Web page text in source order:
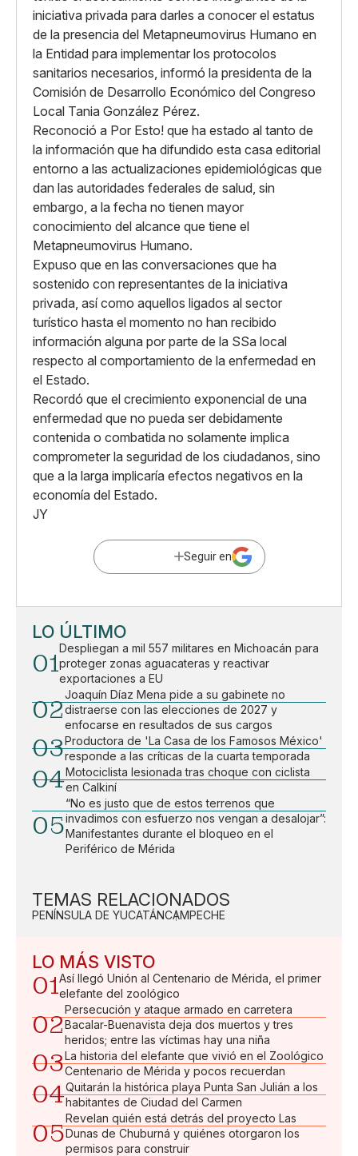
iniciativa privada para darles a conocer el estatus
de la presencia del Metapneumovirus Humano en
la Entidad para implementar los protocolos
sanitarios necesarios, informó la presidenta de la
Comisión de Desarrollo Económico del Congreso
Local Tania González Pérez.
Reconoció a Por Esto! que ha estado al tanto de
la información que ha difundido esta casa editorial
entorno a las actualizaciones epidemiológicas que
dan las autoridades federales de salud, sin
embargo, a la fecha no tienen mayor
conocimiento del alcance que tiene el
Metapneumovirus Humano.
Expuso que en las conversaciones que ha
sostenido con representantes de la iniciativa
privada, así como aquellos ligados al sector
turístico hasta el momento no han recibido
información alguna por parte de la SSa local
respecto al comportamiento de la enfermedad en
el Estado.
Recordó que el crecimiento exponencial de una
enfermedad que no pueda ser debidamente
contenida o combatida no solamente implica
comprometer la seguridad de los ciudadanos, sino
que a la larga implicaría efectos negativos en la
economía del Estado.
JY
Seguir en
LO ÚLTIMO
01
Despliegan a mil 557 militares en Michoacán para
proteger zonas aguacateras y reactivar
exportaciones a EU
02
Joaquín Díaz Mena pide a su gabinete no
distraerse con las elecciones de 2027 y
enfocarse en resultados de sus cargos
03Productora de 'La Casa de los Famosos México'
responde a las críticas de la cuarta temporada
04Motociclista lesionada tras choque con ciclista
en Calkiní
05
“No es justo que de estos terrenos que
invadimos con esfuerzo nos vengan a desalojar”:
Manifestantes durante el bloqueo en el
Periférico de Mérida
TEMAS RELACIONADOS
PENÍNSULA DE YUCATÁNCAMPECHE
LO MÁS VISTO
01Así llegó Unión al Centenario de Mérida, el primer
elefante del zoológico
02
Persecución y ataque armado en carretera
Bacalar-Buenavista deja dos muertos y tres
heridos; entre las víctimas hay una niña
03La historia del elefante que vivió en el Zoológico
Centenario de Mérida y pocos recuerdan
04Quitarán la histórica playa Punta San Julián a los
habitantes de Ciudad del Carmen
05
Revelan quién está detrás del proyecto Las
Dunas de Chuburná y quiénes otorgaron los
permisos para construir